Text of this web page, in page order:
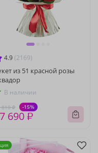
4.9 (2169)
из 51 красной розы
В наличии
810 ₽ -15%
690 ₽